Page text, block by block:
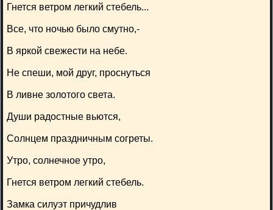
Гнется ветром легкий стебель...
Все, что ночью было смутно,-
В яркой свежести на небе.
Не спеши, мой друг, проснуться
В ливне золотого света.
Души радостные вьются,
Солнцем праздничным согреты.
Утро, солнечное утро,
Гнется ветром легкий стебель.
Замка силуэт причудлив